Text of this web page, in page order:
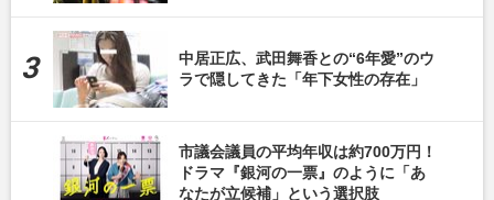
中居正広、武田舞香との“6年愛”のウ
ラで隠してきた「年下女性の存在」
市議会議員の平均年収は約700万円！
ドラマ『銀河の一票』のように「あ
なたが立候補」という選択肢